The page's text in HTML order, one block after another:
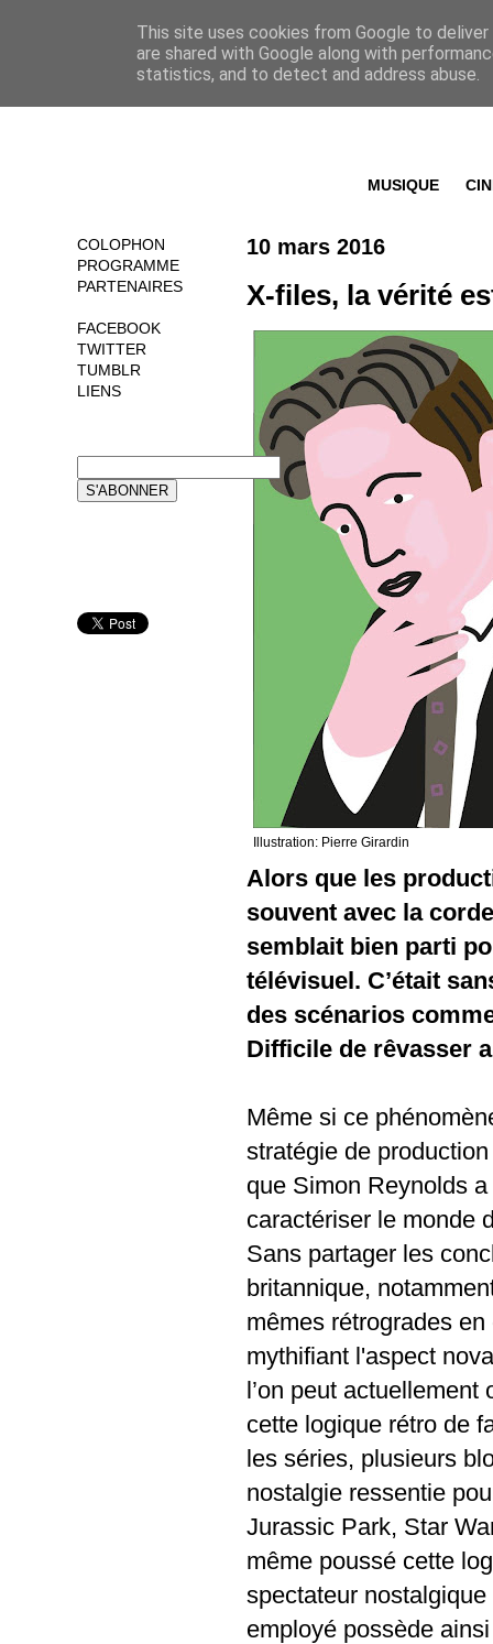
MUSIQUE
10 mars 2016
X-files, la vérité
Illustration: Pierre Girardin
Alors que les
souvent avec la
semblait bien parti
télévisuel. C’était
des scénarios
Difficile de rêvasser
Même si ce
stratégie de
que Simon Reynolds
caractériser le monde
Sans partager les
britannique,
mêmes rétrogrades
mythifiant l'aspect
l’on peut
cette logique rétro de
les séries, plusieurs
nostalgie ressentie
Jurassic Park, Star
même poussé cette
spectateur
employé possède
COLOPHON
PROGRAMME
PARTENAIRES
FACEBOOK
TWITTER
TUMBLR
LIENS
This site uses cookies from Google to
are shared with Google along with
statistics, and to detect and address abuse.